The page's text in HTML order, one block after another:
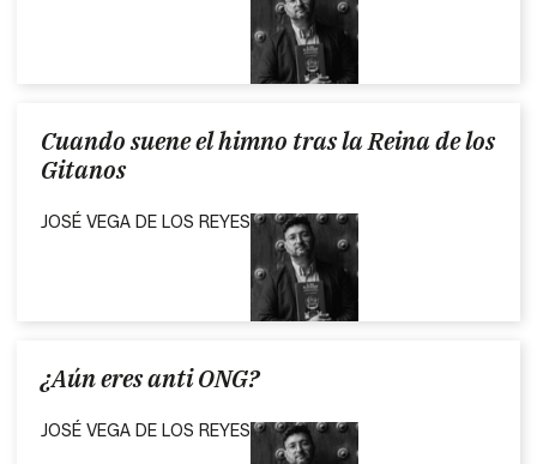
Cuando suene el himno tras la Reina de los
Gitanos
JOSÉ VEGA DE LOS REYES
¿Aún eres anti ONG?
JOSÉ VEGA DE LOS REYES